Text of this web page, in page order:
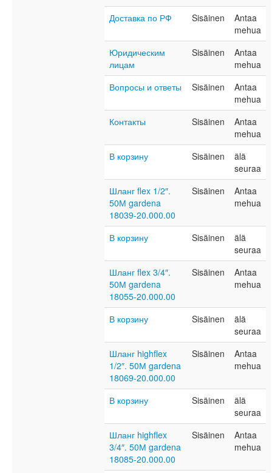
Доставка по РФ
Sisäinen
Antaa
mehua
Юридическим
лицам
Sisäinen
Antaa
mehua
Вопросы и ответы
Sisäinen
Antaa
mehua
Контакты
Sisäinen
Antaa
mehua
В корзину
Sisäinen
älä
seuraa
Шланг flex 1/2″.
50М gardena
18039-20.000.00
Sisäinen
Antaa
mehua
В корзину Sisäinen
älä
seuraa
Шланг flex 3/4″.
50М gardena
18055-20.000.00
Sisäinen
Antaa
mehua
В корзину Sisäinen
älä
seuraa
Шланг highflex
1/2″. 50М gardena
18069-20.000.00
Sisäinen
Antaa
mehua
В корзину Sisäinen
älä
seuraa
Шланг highflex
3/4″. 50М gardena
18085-20.000.00
Sisäinen
Antaa
mehua